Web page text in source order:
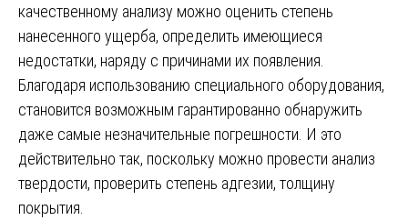
качественному анализу можно оценить степень
нанесенного ущерба, определить имеющиеся
недостатки, наряду с причинами их появления.
Благодаря использованию специального оборудования,
становится возможным гарантированно обнаружить
даже самые незначительные погрешности. И это
действительно так, поскольку можно провести анализ
твердости, проверить степень адгезии, толщину
покрытия.